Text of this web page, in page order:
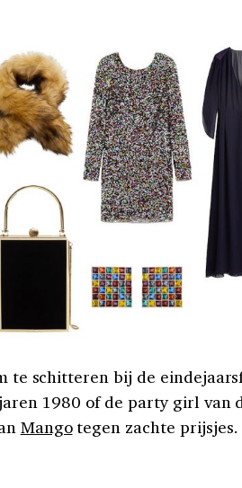
schitteren bij de
1980 of de party girl van
Mangotegen zachte prijsjes.